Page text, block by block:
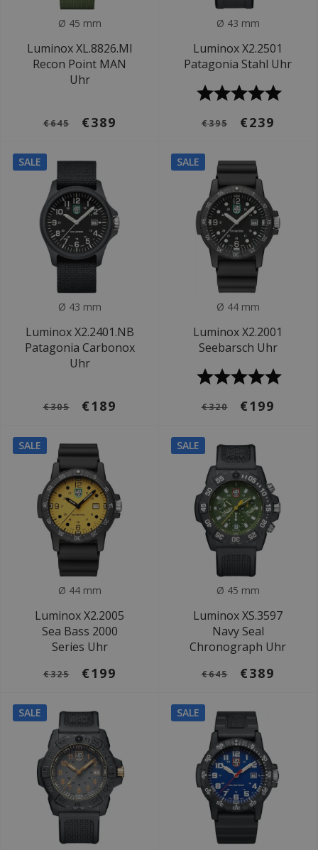
Ø 45 mm
Luminox XL.8826.MI
Recon Point MAN
Uhr
€645 €389
Ø 43 mm
Luminox X2.2501
Patagonia Stahl Uhr
€395 €239
SALE
Ø 43 mm
Luminox X2.2401.NB
Patagonia Carbonox
Uhr
€305 €189
SALE
Ø 44 mm
Luminox X2.2001
Seebarsch Uhr
€320 €199
SALE
Ø 44 mm
Luminox X2.2005
Sea Bass 2000
Series Uhr
€325 €199
SALE
Ø 45 mm
Luminox XS.3597
Navy Seal
Chronograph Uhr
€645 €389
SALE SALE